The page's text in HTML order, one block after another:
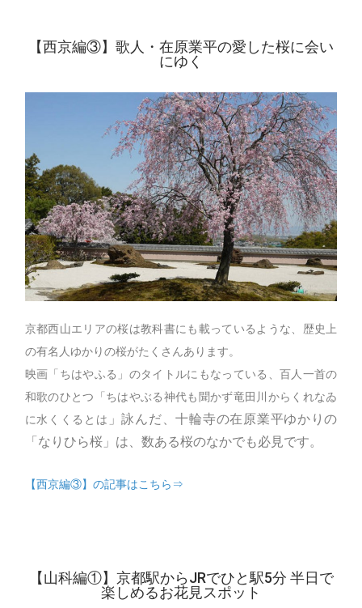
【西京編③】歌人・在原業平の愛した桜に会い
にゆく
京都西山エリアの桜は教科書にも載っているような、歴史上
の有名人ゆかりの桜がたくさんあります。
映画「ちはやふる」のタイトルにもなっている、百人一首の
和歌のひとつ「ちはやぶる神代も聞かず竜田川からくれなゐ
に水くくるとは 」詠んだ、十輪寺の在原業平ゆかりの
「なりひら桜」は、数ある桜のなかでも必見です。
【西京編③】の記事はこちら⇒
【山科編①】京都駅からJRでひと駅5分 半日で
楽しめるお花見スポット